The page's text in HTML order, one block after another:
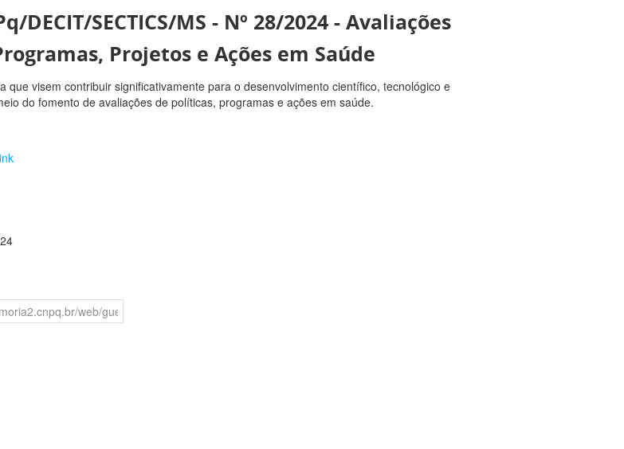
DECIT/SECTICS/MS - Nº 28/2024 - Avaliações
Projetos e Ações em Saúde
que visem contribuir significativamente para o desenvolvimento científico, tecnológico e
do fomento de avaliações de políticas, programas e ações em saúde.